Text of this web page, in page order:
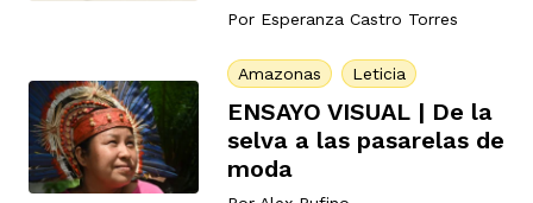
Por Esperanza Castro Torres
Amazonas Leticia
ENSAYO VISUAL | De la
selva a las pasarelas de
moda
principios